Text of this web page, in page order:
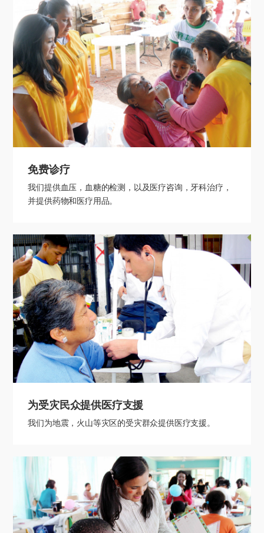
免费诊疗
我们提供血压，血糖的检测，以及医疗咨询，牙科治疗，
并提供药物和医疗用品。
为受灾民众提供医疗支援
我们为地震，火山等灾区的受灾群众提供医疗支援。